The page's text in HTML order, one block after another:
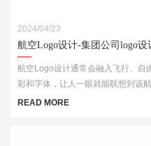
2024/04/23
航空Logo设计-集团公司logo设
航空Logo设计通常会融入飞行、自
彩和字体，让人一眼就能联想到该航
READ MORE